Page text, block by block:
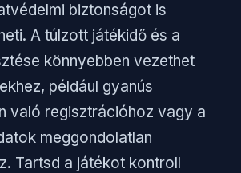
biztonságot is
A túlzott játékidő és a
könnyebben vezethet
például gyanús
való regisztrációhoz vagy a
meggondolatlan
Tartsd a játékot kontroll